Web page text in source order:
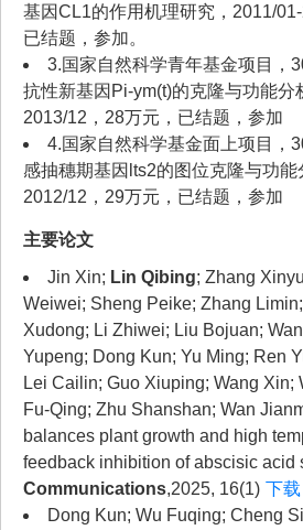
基因CL1的作用机理研究，2011/
已结题，参加。
3.国家自然科学青年基金项目，
抗性新基因Pi-ym(t)的克隆与功能分
2013/12，28万元，已结题，参加
4.国家自然科学基金面上项目，
感抽穗期基因lts2的图位克隆与功
2012/12，29万元，已结题，参加
主要论文
Jin Xin; Lin Qibing; Zhang
Weiwei; Sheng Peike; Zhang
Xudong; Li Zhiwei; Liu Bojuan;
Yupeng; Dong Kun; Yu Ming; Ren
Lei Cailin; Guo Xiuping; Wang Xin;
Fu-Qing; Zhu Shanshan; Wan
balances plant growth and high
feedback inhibition of abscisic acid
Communications,2025, 16(1) 下载
Dong Kun; Wu Fuqing; Cheng